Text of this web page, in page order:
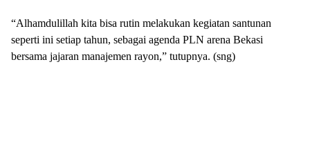
“Alhamdulillah kita bisa rutin melakukan kegiatan santunan
seperti ini setiap tahun, sebagai agenda PLN arena Bekasi
bersama jajaran manajemen rayon,” tutupnya. (sng)